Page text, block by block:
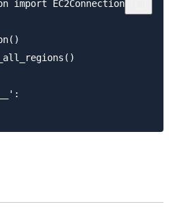
import EC2Connection